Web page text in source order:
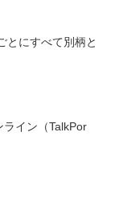
とにすべて別柄と
イン（TalkPor